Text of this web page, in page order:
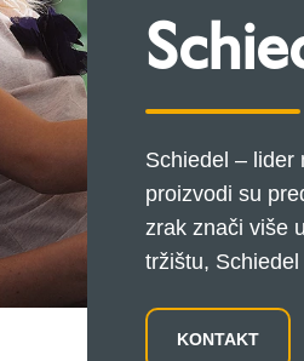
Schiedel – lider
proizvodi su
zrak znači više
tržištu,
KONTAKT